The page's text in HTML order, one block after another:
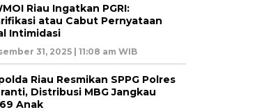
Riau Ingatkan PGRI:
atau Cabut Pernyataan
Intimidasi
31, 2025 | 11:08 am WIB
Riau Resmikan SPPG Polres
Distribusi MBG Jangkau
Anak